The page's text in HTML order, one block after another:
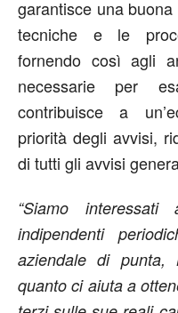
garantisce una
tecniche e le
fornendo così agli
necessarie per
contribuisce a
priorità degli avvisi,
di tutti gli avvisi
“Siamo interessati
indipendenti
aziendale di punta,
quanto ci aiuta a